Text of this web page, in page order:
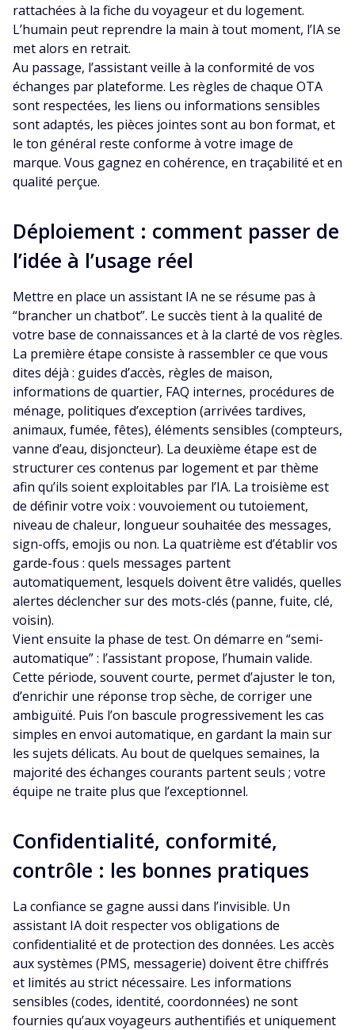
rattachées à la fiche du voyageur et du logement.
L’humain peut reprendre la main à tout moment, l’IA se
met alors en retrait.
Au passage, l’assistant veille à la conformité de vos
échanges par plateforme. Les règles de chaque OTA
sont respectées, les liens ou informations sensibles
sont adaptés, les pièces jointes sont au bon format, et
le ton général reste conforme à votre image de
marque. Vous gagnez en cohérence, en traçabilité et en
qualité perçue.
Déploiement : comment passer de
l’idée à l’usage réel
Mettre en place un assistant IA ne se résume pas à
“brancher un chatbot”. Le succès tient à la qualité de
votre base de connaissances et à la clarté de vos règles.
La première étape consiste à rassembler ce que vous
dites déjà : guides d’accès, règles de maison,
informations de quartier, FAQ internes, procédures de
ménage, politiques d’exception (arrivées tardives,
animaux, fumée, fêtes), éléments sensibles (compteurs,
vanne d’eau, disjoncteur). La deuxième étape est de
structurer ces contenus par logement et par thème
afin qu’ils soient exploitables par l’IA. La troisième est
de définir votre voix : vouvoiement ou tutoiement,
niveau de chaleur, longueur souhaitée des messages,
sign-offs, emojis ou non. La quatrième est d’établir vos
garde-fous : quels messages partent
automatiquement, lesquels doivent être validés, quelles
alertes déclencher sur des mots-clés (panne, fuite, clé,
voisin).
Vient ensuite la phase de test. On démarre en “semi-
automatique” : l’assistant propose, l’humain valide.
Cette période, souvent courte, permet d’ajuster le ton,
d’enrichir une réponse trop sèche, de corriger une
ambiguïté. Puis l’on bascule progressivement les cas
simples en envoi automatique, en gardant la main sur
les sujets délicats. Au bout de quelques semaines, la
majorité des échanges courants partent seuls ; votre
équipe ne traite plus que l’exceptionnel.
Confidentialité, conformité,
contrôle : les bonnes pratiques
La confiance se gagne aussi dans l’invisible. Un
assistant IA doit respecter vos obligations de
confidentialité et de protection des données. Les accès
aux systèmes (PMS, messagerie) doivent être chiffrés
et limités au strict nécessaire. Les informations
sensibles (codes, identité, coordonnées) ne sont
fournies qu’aux voyageurs authentifiés et uniquement